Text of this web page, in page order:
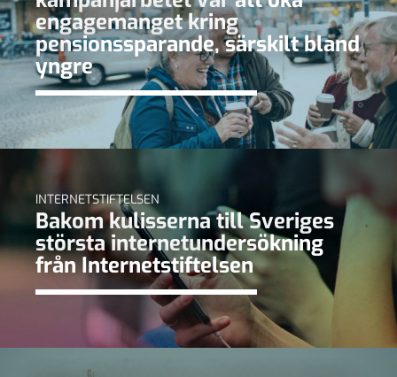
engagemanget kring
pensionssparande, särskilt bland
yngre
INTERNETSTIFTELSEN
Bakom kulisserna till Sveriges
största internetundersökning
från Internetstiftelsen